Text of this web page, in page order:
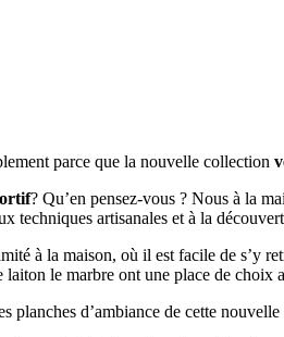
parce que la nouvelle collection
? Qu’en pensez-vous ? Nous à la
techniques artisanales et à la
à la maison, où il est facile de s’y
le marbre ont une place de
planches d’ambiance de cette